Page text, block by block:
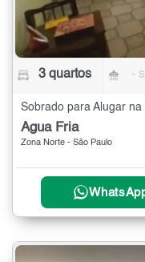
3 quartos -
Sobrado para Alugar
Água Fria
Zona Norte - São Paulo